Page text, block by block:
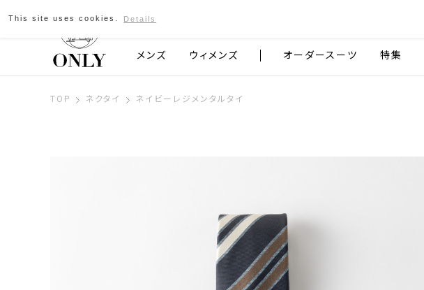
京都発のスーツブランド ONLY
メンズ ウィメンズ オーダースーツ 特集
TOP ネクタイ ネイビーレジメンタルタイ
This site uses cookies. Details